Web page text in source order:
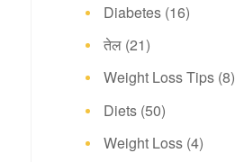
Diabetes (16)
तेल (21)
Weight Loss Tips (8)
Diets (50)
Weight Loss (4)